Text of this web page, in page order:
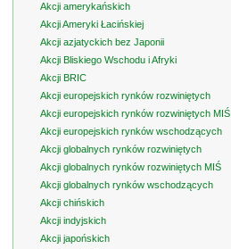
Akcji amerykańskich
Akcji Ameryki Łacińskiej
Akcji azjatyckich bez Japonii
Akcji Bliskiego Wschodu i Afryki
Akcji BRIC
Akcji europejskich rynków rozwiniętych
Akcji europejskich rynków rozwiniętych MIŚ
Akcji europejskich rynków wschodzących
Akcji globalnych rynków rozwiniętych
Akcji globalnych rynków rozwiniętych MIŚ
Akcji globalnych rynków wschodzących
Akcji chińskich
Akcji indyjskich
Akcji japońskich